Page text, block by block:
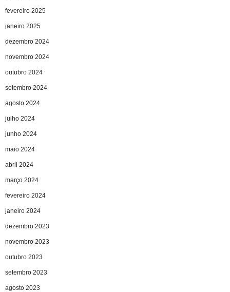
fevereiro 2025
janeiro 2025
dezembro 2024
novembro 2024
outubro 2024
setembro 2024
agosto 2024
julho 2024
junho 2024
maio 2024
abril 2024
março 2024
fevereiro 2024
janeiro 2024
dezembro 2023
novembro 2023
outubro 2023
setembro 2023
agosto 2023